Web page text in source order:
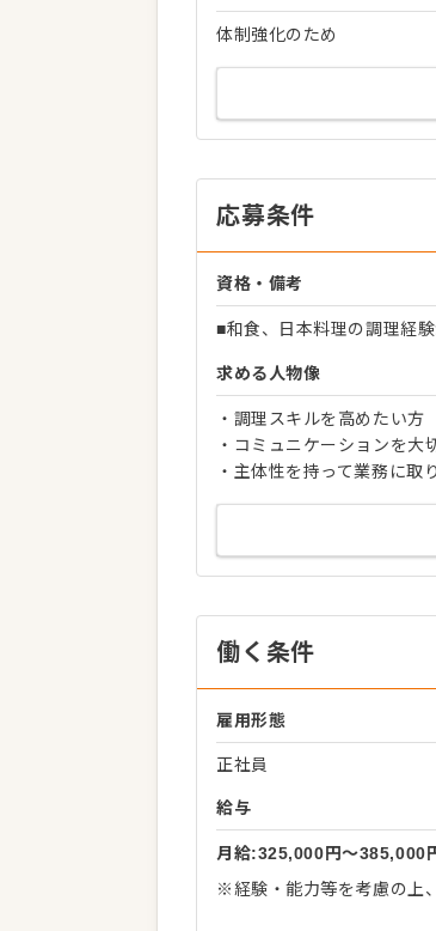
体制強化のため
応募条件
資格・備考
■和食、日本料理の調理経
求める人物像
・調理スキルを高めたい方
・コミュニケーションを大
・主体性を持って業務に取
働く条件
雇用形態
正社員
給与
月給:325,000円〜385,000
※経験・能力等を考慮の上